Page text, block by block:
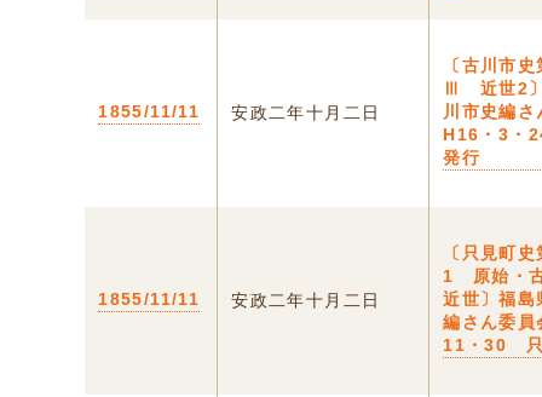
1855/11/11 安政二年十月二日
〔古川市
Ⅲ 近世2
川市史編
H16・3・
発行
1855/11/11 安政二年十月二日
〔只見町
1 原始・
近世〕福島
編さん委員
11・30 只